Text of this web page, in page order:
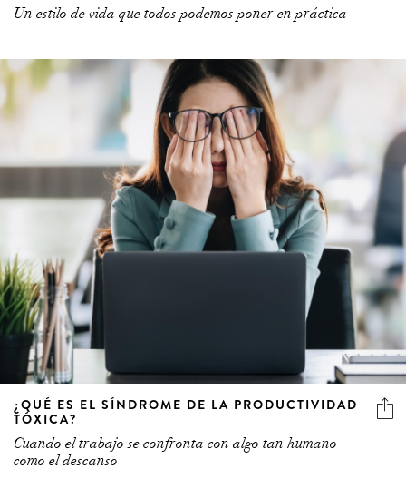
Un estilo de vida que todos podemos poner en práctica
¿QUÉ ES EL SÍNDROME DE LA PRODUCTIVIDAD
TÓXICA?
Cuando el trabajo se confronta con algo tan humano
como el descanso